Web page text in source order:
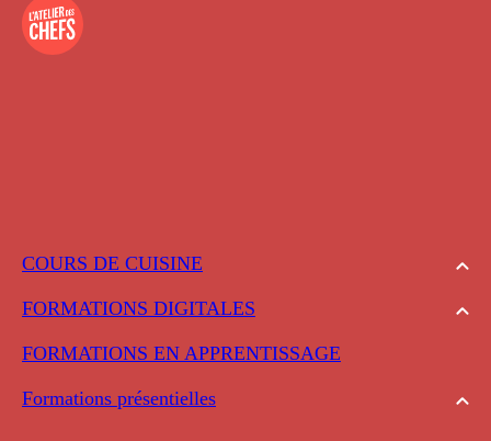
COURS DE CUISINE
FORMATIONS DIGITALES
FORMATIONS EN APPRENTISSAGE
Formations présentielles